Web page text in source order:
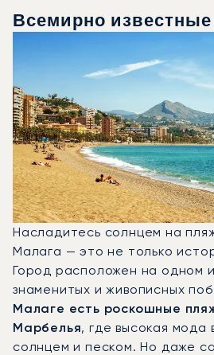
Всемирно
Насладитесь солнцем на
Малага — это не только
Город расположен на одном
знаменитых и живописных
Малаге есть роскошные
Марбелья, где высокая мода
солнцем и песком. Но даже